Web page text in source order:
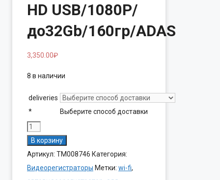
HD USB/1080P/
до32Gb/160гр/ADAS
3,350.00₽
8 в наличии
deliveries
*
Выберите способ доставки
Количество
товара
Видеорегистратор
Android
В корзину
Артикул: ТМ008746 Категория:
Видеорегистраторы Метки: wi-fi,